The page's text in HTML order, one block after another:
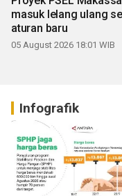
masuk lelang ulang
aturan baru
05 August 2026 18:01 WIB
Infografik